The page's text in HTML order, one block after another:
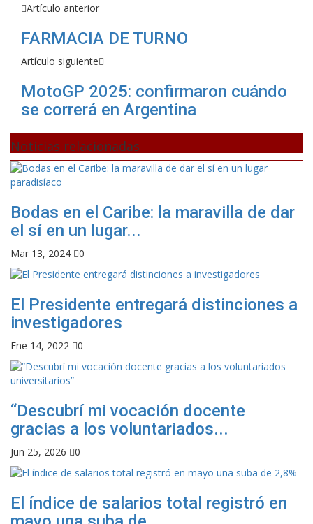
Artículo anterior
FARMACIA DE TURNO
Artículo siguiente
MotoGP 2025: confirmaron cuándo
se correrá en Argentina
Noticias relacionadas
Bodas en el Caribe: la maravilla de dar
el sí en un lugar...
Mar 13, 2024 0
El Presidente entregará distinciones a
investigadores
Ene 14, 2022 0
“Descubrí mi vocación docente
gracias a los voluntariados...
Jun 25, 2026 0
El índice de salarios total registró en